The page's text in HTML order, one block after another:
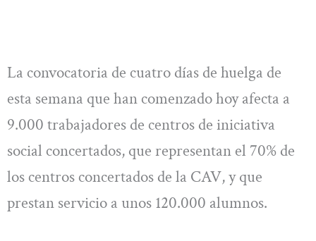
La convocatoria de cuatro días de huelga de
esta semana que han comenzado hoy afecta a
9.000 trabajadores de centros de iniciativa
social concertados, que representan el 70% de
los centros concertados de la CAV, y que
prestan servicio a unos 120.000 alumnos.